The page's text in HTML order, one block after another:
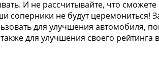
И не рассчитывайте, что сможете
не будут церемониться!
для улучшения автомобиля,
для улучшения своего рейтинга